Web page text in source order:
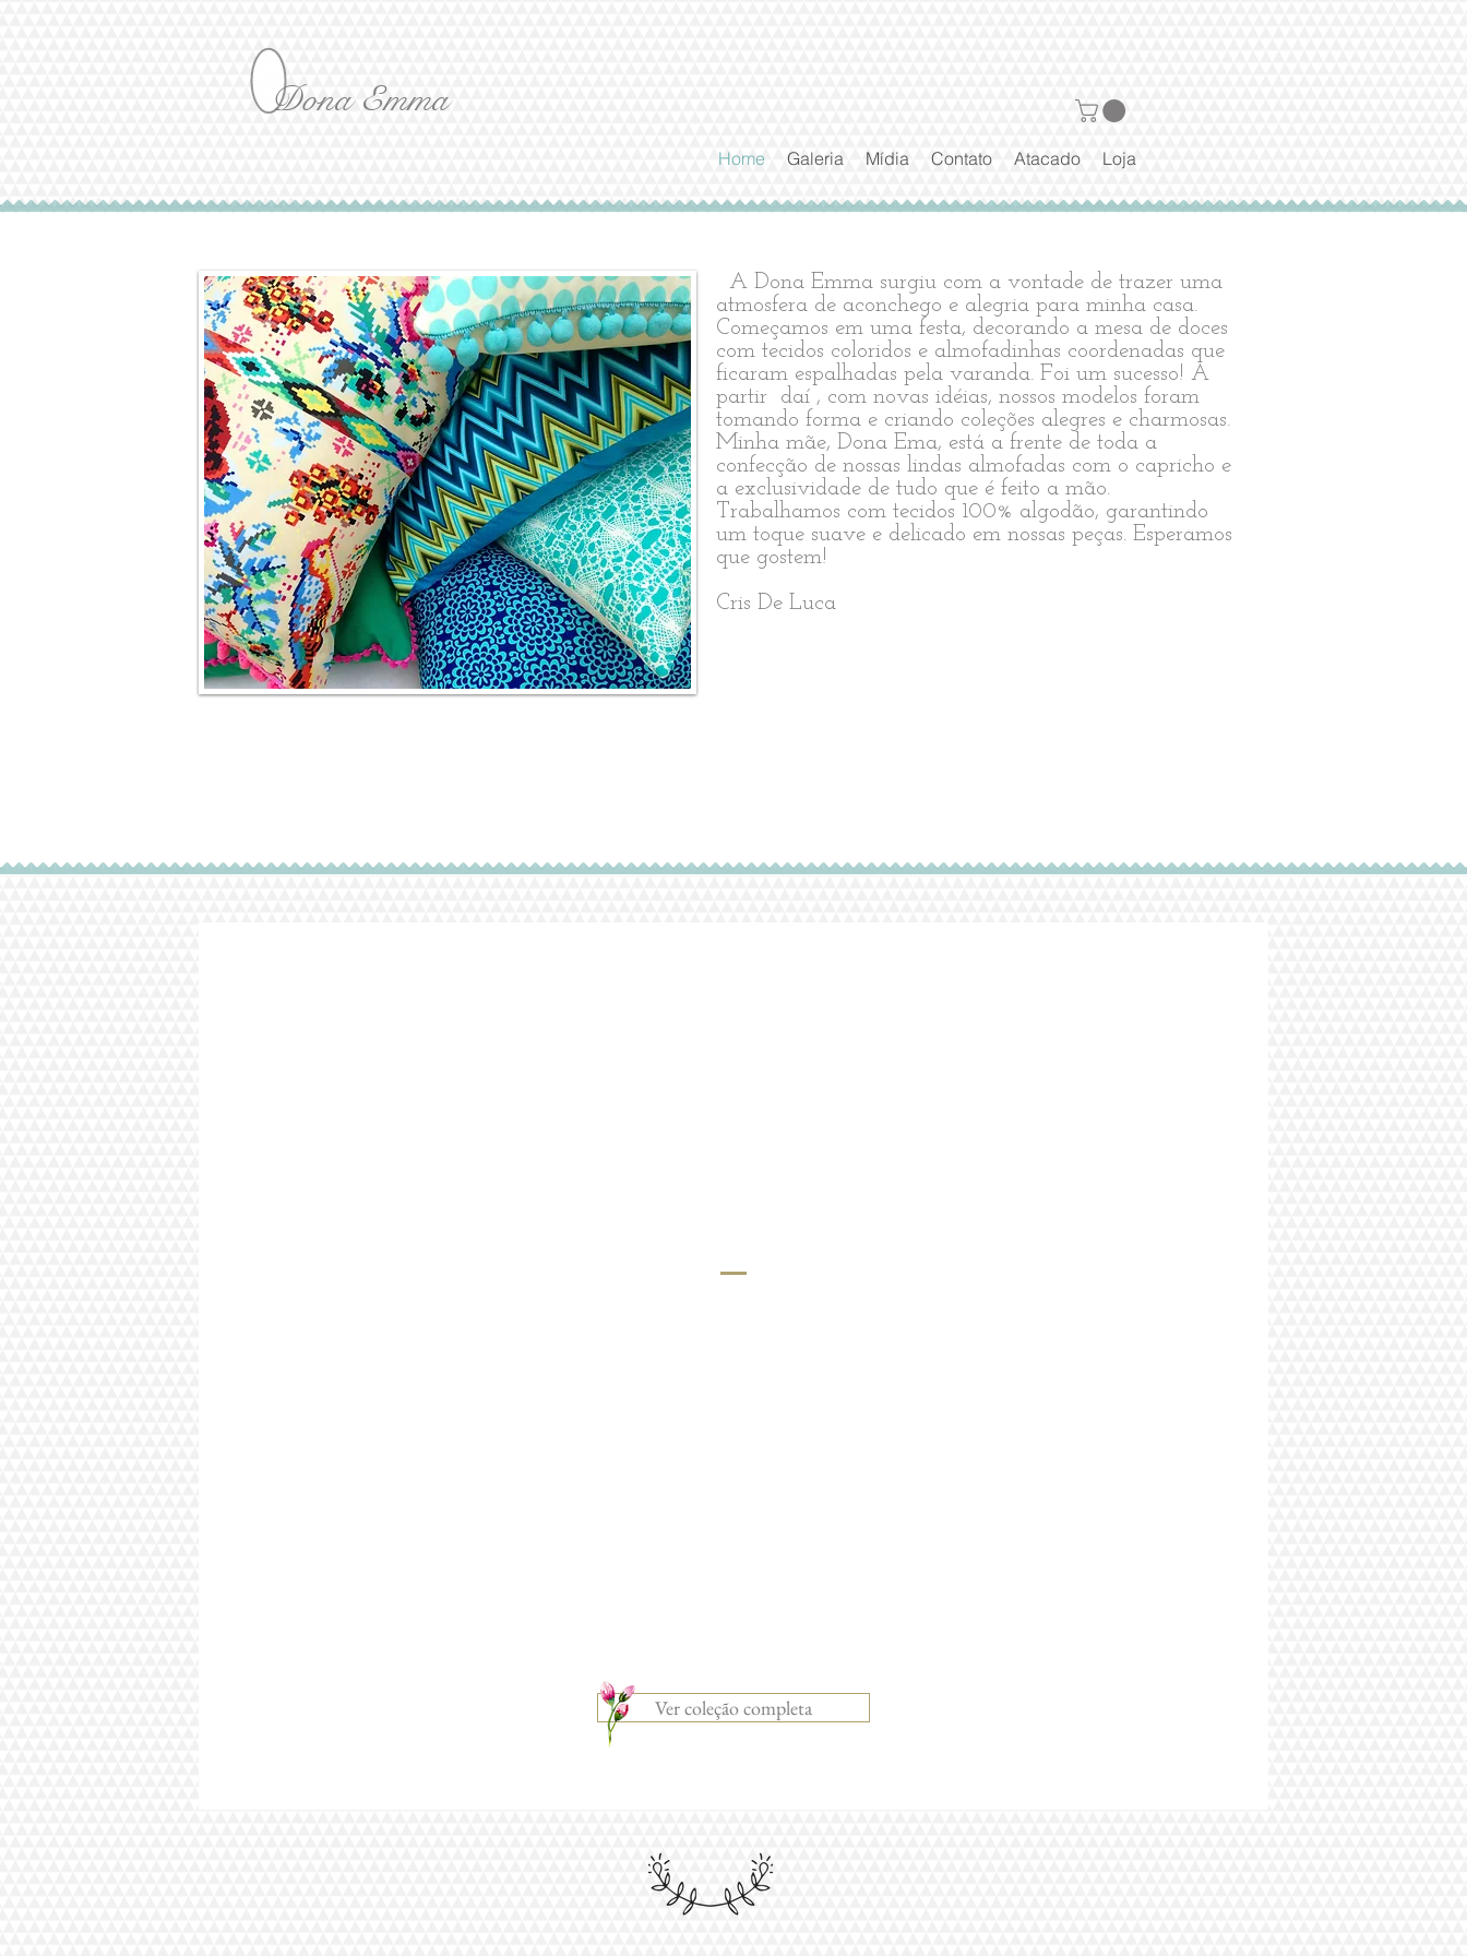
Dona Emma
Home Galeria Mídia Contato Atacado Loja
A Dona Emma surgiu com a vontade de trazer uma
atmosfera de aconchego e alegria para minha casa.
Começamos em uma festa, decorando a mesa de doces
com tecidos coloridos e almofadinhas coordenadas que
ficaram espalhadas pela varanda. Foi um sucesso! A
partir daí , com novas idéias, nossos modelos foram
tomando forma e criando coleções alegres e charmosas.
Minha mãe, Dona Ema, está a frente de toda a
confecção de nossas lindas almofadas com o capricho e
a exclusividade de tudo que é feito a mão.
Trabalhamos com tecidos 100% algodão, garantindo
um toque suave e delicado em nossas peças. Esperamos
que gostem!
Cris De Luca
Ver coleção completa